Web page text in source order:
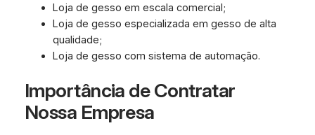
Loja de gesso em escala comercial;
Loja de gesso especializada em gesso de alta
qualidade;
Loja de gesso com sistema de automação.
Importância de Contratar
Nossa Empresa